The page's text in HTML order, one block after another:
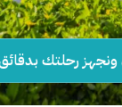
ونجهز رحلتك